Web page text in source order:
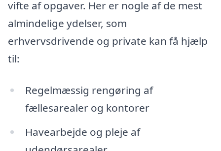
vifte af opgaver. Her er nogle af de mest
almindelige ydelser, som
erhvervsdrivende og private kan få hjælp
til:
Regelmæssig rengøring af
fællesarealer og kontorer
Havearbejde og pleje af